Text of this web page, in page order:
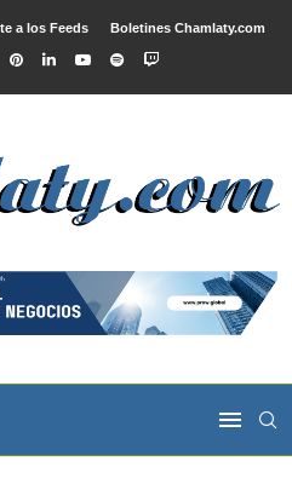
a los Feeds Boletines Chamlaty.com